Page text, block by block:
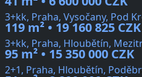
3+kk, Praha, Vysočany, Pod
119 m² • 19 160 825 CZK
3+kk, Praha, Hloubětín,
95 m² • 15 350 000 CZK
2+1, Praha, Hloubětín,